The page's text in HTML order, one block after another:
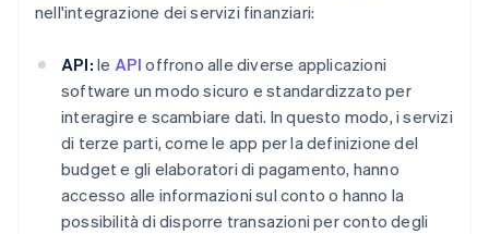
nell'integrazione dei servizi finanziari:
API: le API offrono alle diverse applicazioni
software un modo sicuro e standardizzato per
interagire e scambiare dati. In questo modo, i servizi
di terze parti, come le app per la definizione del
budget e gli elaboratori di pagamento, hanno
accesso alle informazioni sul conto o hanno la
possibilità di disporre transazioni per conto degli